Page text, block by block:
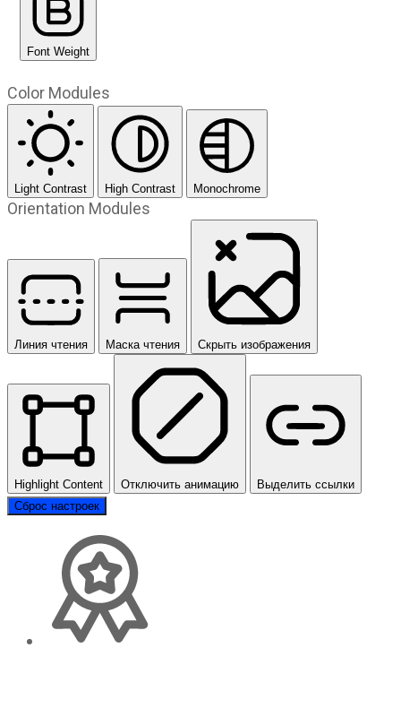
Font Weight
Color Modules
Light Contrast High Contrast Monochrome
Orientation Modules
Линия чтения Маска чтения Скрыть изображения
Highlight Content Отключить анимацию
Выделить ссылки
Сброс настроек